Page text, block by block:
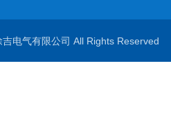
吉电气有限公司 All Rights